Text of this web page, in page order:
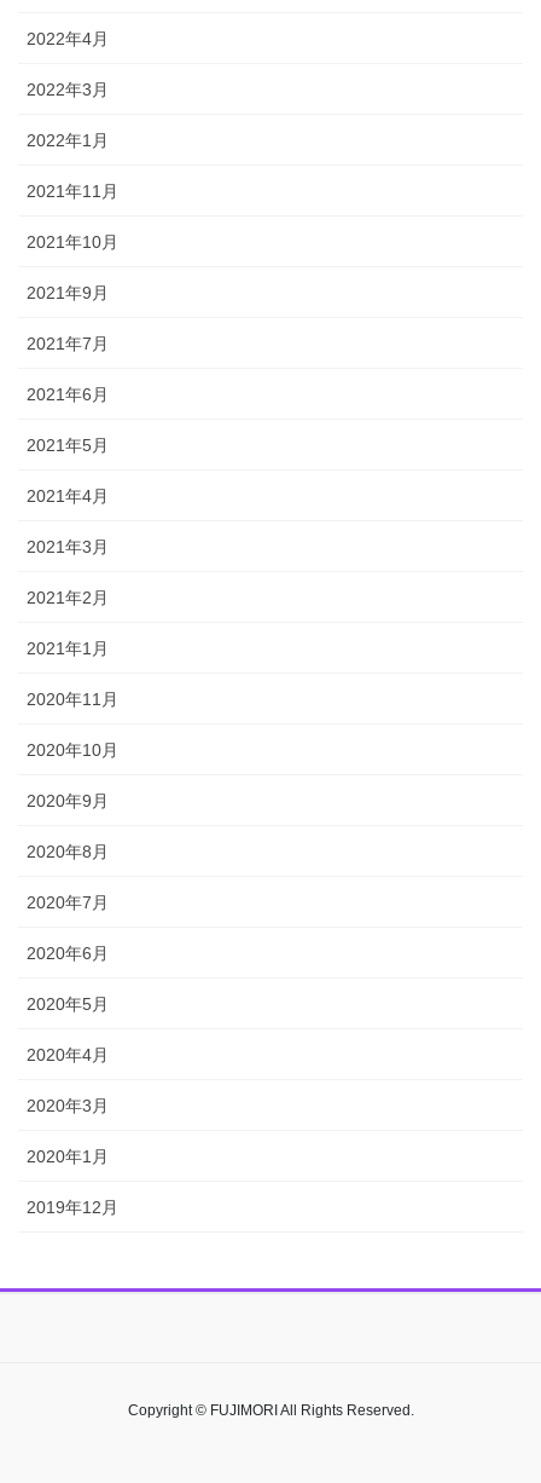
2022年4月
2022年3月
2022年1月
2021年11月
2021年10月
2021年9月
2021年7月
2021年6月
2021年5月
2021年4月
2021年3月
2021年2月
2021年1月
2020年11月
2020年10月
2020年9月
2020年8月
2020年7月
2020年6月
2020年5月
2020年4月
2020年3月
2020年1月
2019年12月
Copyright © FUJIMORI All Rights Reserved.